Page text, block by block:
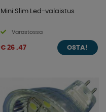
Mini Slim Led-valaistus
Varastossa
€ 26 .47 OSTA!